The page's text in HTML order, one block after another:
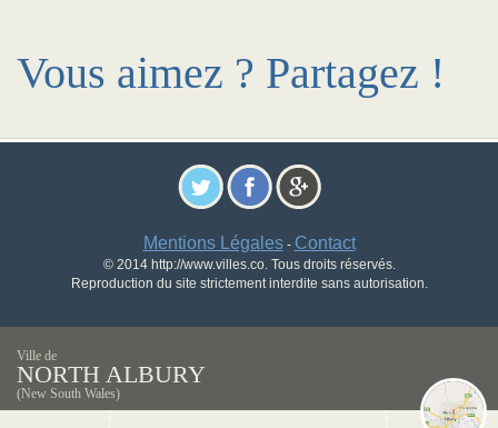
Vous aimez ? Partagez !
Mentions Légales- Contact
© 2014 http://www.villes.co. Tous droits réservés.
Reproduction du site strictement interdite sans autorisation.
Ville de
NORTH ALBURY
(New South Wales)